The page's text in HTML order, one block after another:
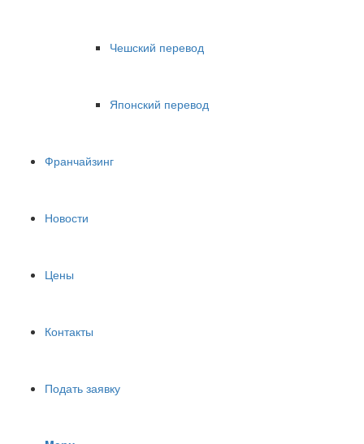
Чешский перевод
Японский перевод
Франчайзинг
Новости
Цены
Контакты
Подать заявку